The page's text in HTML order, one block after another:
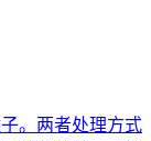
。两者处理方式